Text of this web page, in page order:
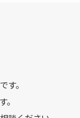
す。